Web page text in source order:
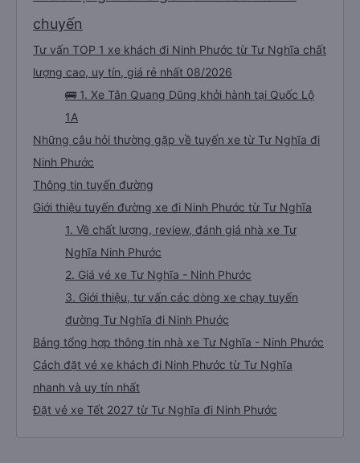
chuyến
Tư vấn TOP 1 xe khách đi Ninh Phước từ Tư Nghĩa chất
lượng cao, uy tín, giá rẻ nhất 08/2026
🚌 1. Xe Tân Quang Dũng khởi hành tại Quốc Lộ
1A
Những câu hỏi thường gặp về tuyến xe từ Tư Nghĩa đi
Ninh Phước
Thông tin tuyến đường
Giới thiệu tuyến đường xe đi Ninh Phước từ Tư Nghĩa
1. Về chất lượng, review, đánh giá nhà xe Tư
Nghĩa Ninh Phước
2. Giá vé xe Tư Nghĩa - Ninh Phước
3. Giới thiệu, tư vấn các dòng xe chạy tuyến
đường Tư Nghĩa đi Ninh Phước
Bảng tổng hợp thông tin nhà xe Tư Nghĩa - Ninh Phước
Cách đặt vé xe khách đi Ninh Phước từ Tư Nghĩa
nhanh và uy tín nhất
Đặt vé xe Tết 2027 từ Tư Nghĩa đi Ninh Phước